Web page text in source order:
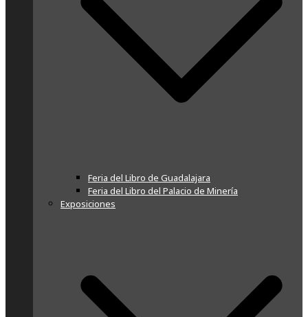
Feria del Libro de Guadalajara
Feria del Libro del Palacio de Minería
Exposiciones